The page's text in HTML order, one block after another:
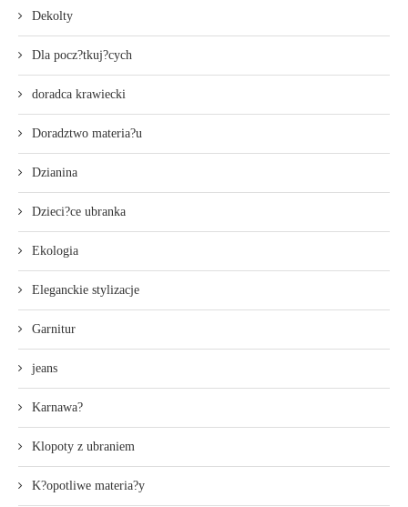
Dekolty
Dla pocz?tkuj?cych
doradca krawiecki
Doradztwo materia?u
Dzianina
Dzieci?ce ubranka
Ekologia
Eleganckie stylizacje
Garnitur
jeans
Karnawa?
Klopoty z ubraniem
K?opotliwe materia?y